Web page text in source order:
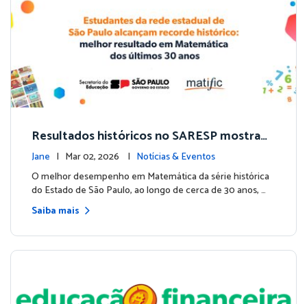
Resultados históricos no SARESP mostram
como tecnologia integrada acelera a apren
dizagem em escala
Jane | Mar 02, 2026 | Notícias & Eventos
O melhor desempenho em Matemática da série histórica
do Estado de São Paulo, ao longo de cerca de 30 anos, …
Saiba mais